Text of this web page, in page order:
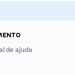
de ajuda